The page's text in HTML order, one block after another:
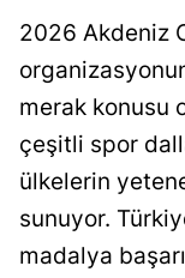
2026 Akdeniz
merak konusu
çeşitli spor
ülkelerin
sunuyor.
madalya